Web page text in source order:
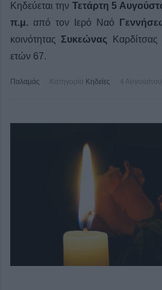
Κηδεύεται την Τετάρτη 5
π.μ. από τον Ιερό Ναό
κοινότητας Συκεώνας Καρδίτσας
ετών 67.
Παλαμάς Κατηγορία Κηδείες 4